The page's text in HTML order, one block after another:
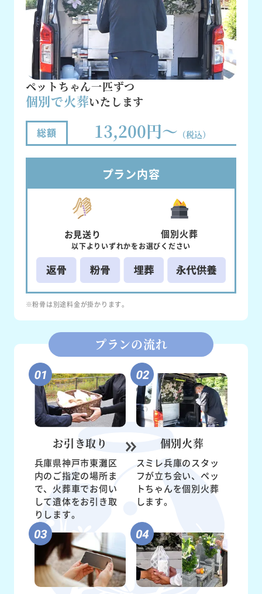
ペットちゃん一匹ずつ
個別で火葬いたします
総額 13,200円～ （税込）
プラン内容
お見送り 個別火葬
以下より いずれかをお選びください
※粉骨は別途料金が掛かります。
プランの流れ
お引き取り
兵庫県神戸市東灘区
内のご指定の場所ま
で、火葬車でお伺い
して遺体をお引き取
りします。
個別火葬
スミレ兵庫のスタッ
フが立ち会い、ペッ
トちゃんを個別火葬
します。